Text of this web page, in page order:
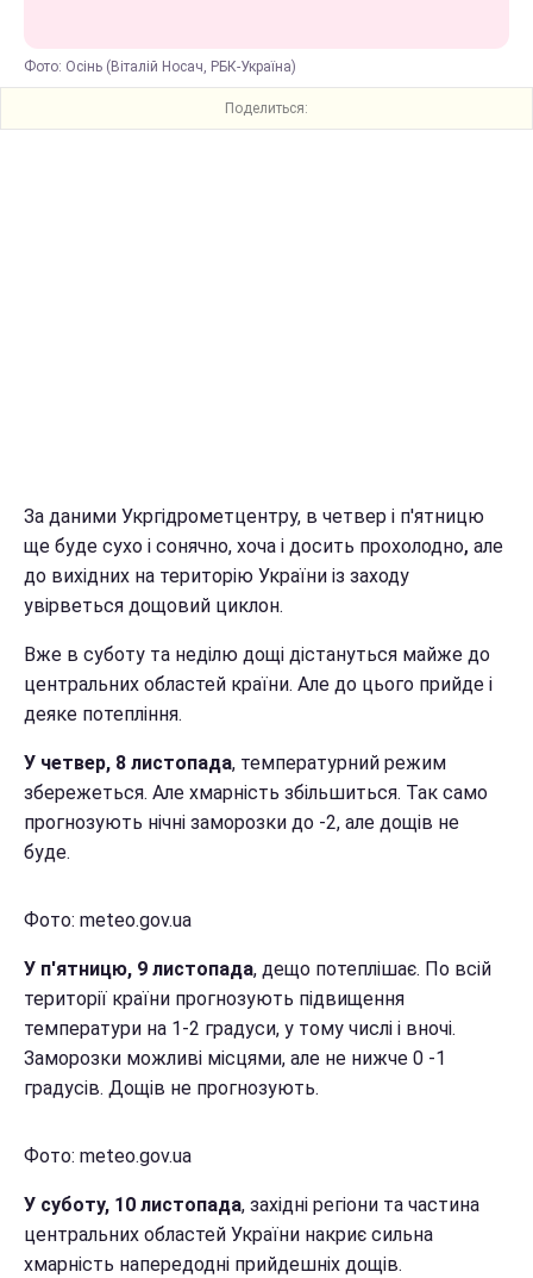
Фото: Осінь (Віталій Носач, РБК-Україна)
Поделиться:
За даними Укргідрометцентру, в четвер і п'ятницю
ще буде сухо і сонячно, хоча і досить прохолодно, але
до вихідних на територію України із заходу
увірветься дощовий циклон.
Вже в суботу та неділю дощі дістануться майже до
центральних областей країни. Але до цього прийде і
деяке потепління.
У четвер, 8 листопада, температурний режим
збережеться. Але хмарність збільшиться. Так само
прогнозують нічні заморозки до -2, але дощів не
буде.
Фото: meteo.gov.ua
У п'ятницю, 9 листопада, дещо потеплішає. По всій
території країни прогнозують підвищення
температури на 1-2 градуси, у тому числі і вночі.
Заморозки можливі місцями, але не нижче 0 -1
градусів. Дощів не прогнозують.
Фото: meteo.gov.ua
У суботу, 10 листопада, західні регіони та частина
центральних областей України накриє сильна
хмарність напередодні прийдешніх дощів.